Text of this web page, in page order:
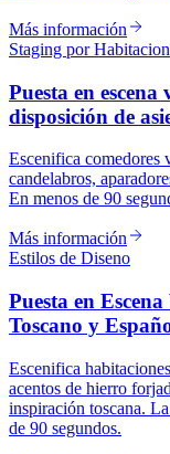
Más información
Staging por Habitacion
Puesta en
disposición de
Escenifica comedores
candelabros,
En menos de 90
Más información
Estilos de Diseno
Puesta en
Toscano y
Escenifica
acentos de hierro
inspiración toscana.
de 90 segundos.